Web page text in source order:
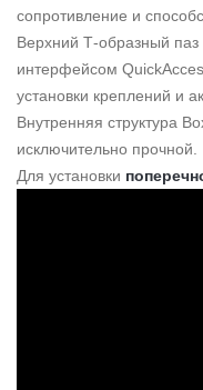
сопротивление и
Верхний Т-образный паз
интерфейсом
установки креплений и
Внутренняя структура
исключительно прочной.
Для установки